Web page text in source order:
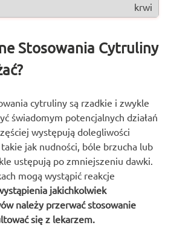
krwi
Stosowania Cytruliny
cytruliny są rzadkie i zwykle
świadomym potencjalnych działań
występują dolegliwości
jak nudności, bóle brzucha lub
ustępują po zmniejszeniu dawki.
mogą wystąpić reakcje
jakichkolwiek
należy przerwać stosowanie
się z lekarzem.